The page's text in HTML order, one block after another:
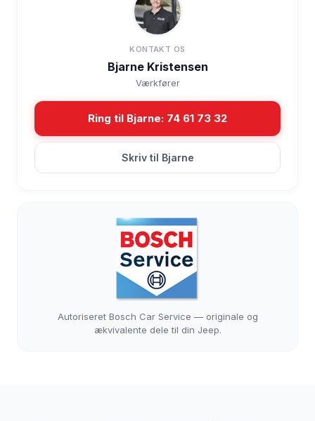
KONTAKT OS
Bjarne Kristensen
Værkfører
Ring til Bjarne: 74 61 73 32
Skriv til Bjarne
Autoriseret Bosch Car Service — originale og
ækvivalente dele til din Jeep.